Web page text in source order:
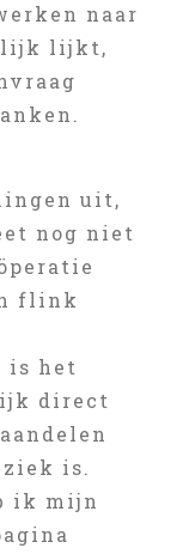
naar
lijkt,
uit,
nog niet
flink
is het
direct
is.
ik mijn